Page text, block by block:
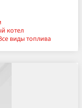
котел
виды топлива